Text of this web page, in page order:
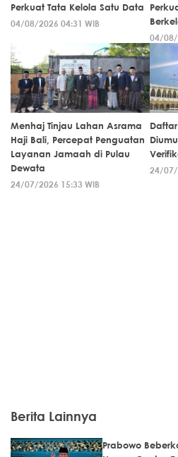
Perkuat Tata Kelola Satu Data
04/08/2026 04:31 WIB
04/08/
Menhaj Tinjau Lahan Asrama
Haji Bali, Percepat Penguatan
Layanan Jamaah di Pulau
Dewata
24/07/2026 15:33 WIB
24/07/
Berita Lainnya
Prabowo